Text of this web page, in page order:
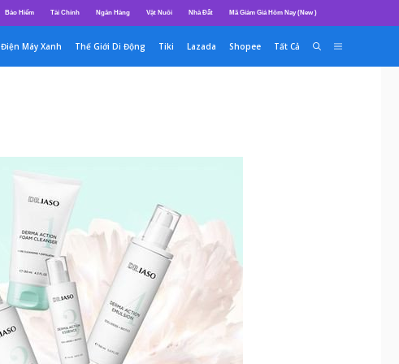
Bảo Hiểm Tài Chính Ngân Hàng Vật Nuôi Nhà Đất Mã Giảm Giá Hôm Nay (New )
Điện Máy Xanh Thế Giới Di Động Tiki Lazada Shopee Tất Cả